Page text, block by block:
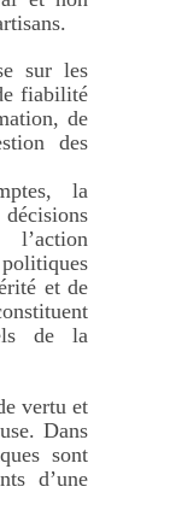
sur les
fiabilité
de
des
la
et de
de la
vertu et
Dans
sont
d’une